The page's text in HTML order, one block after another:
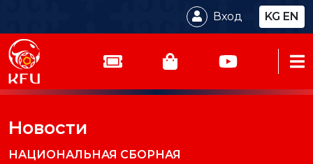
Вход KG EN
Новости
НАЦИОНАЛЬНАЯ СБОРНАЯ